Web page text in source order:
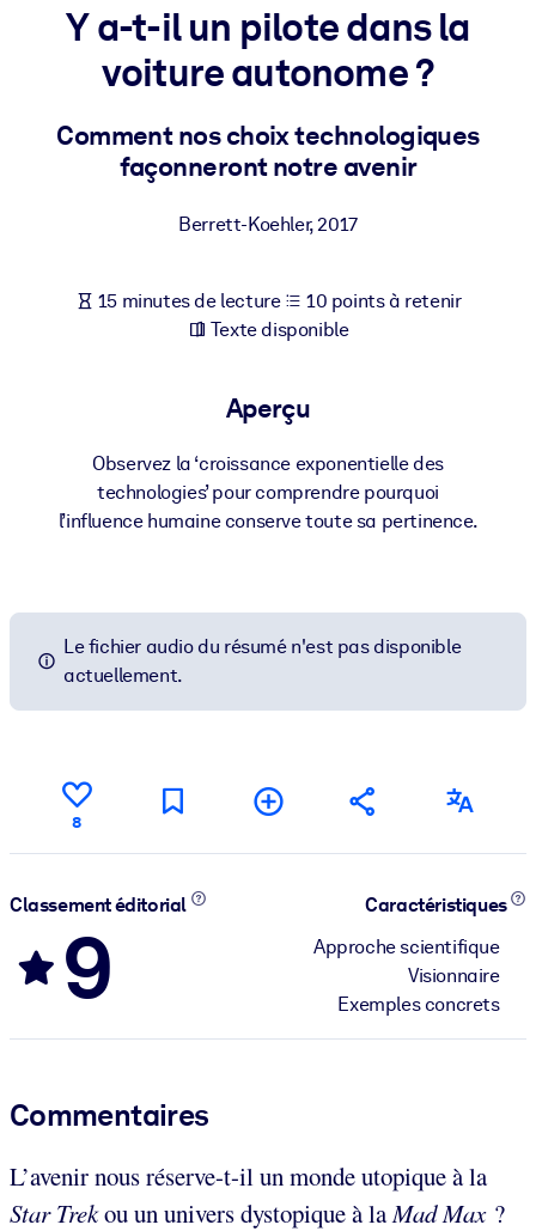
PAR SYSTÈME
Intégrez des connaissances vérifiées et concises dans votre
LMS/LXP pour de meilleurs résultats d'apprentissage.
Pour bibliothèques d'entreprise
Pour les systèmes d’IA
structurées pour améliorer les résultats.
Y a-t-il un pilote dans la
voiture autonome ?
Comment nos choix technologiques
façonneront notre avenir
Berrett-Koehler,2017
15 minutes de lecture
10 points à retenir
Texte disponible
Aperçu
Observez la ‘croissance exponentielle des
technologies’ pour comprendre pourquoi
l’influence humaine conserve toute sa pertinence.
Le fichier audio du résumé n'est pas disponible
actuellement.
8
Classement éditorial
9
Caractéristiques
Approche scientifique
Visionnaire
Exemples concrets
Commentaires
L’avenir nous réserve-t-il un monde utopique à la
Star Trekou un univers dystopique à laMad Max ?